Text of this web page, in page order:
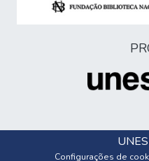
Configurações de